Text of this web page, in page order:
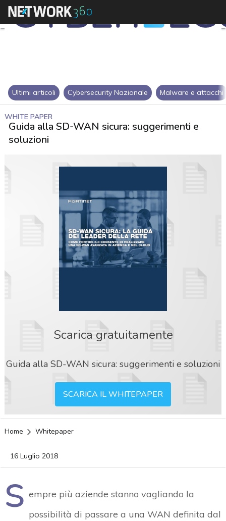
Ultimi articoli Cybersecurity Nazionale Malware e attacchi
WHITE PAPER
Guida alla SD-WAN sicura: suggerimenti e
soluzioni
Scarica gratuitamente
Guida alla SD-WAN sicura: suggerimenti e soluzioni
SCARICA IL WHITEPAPER
Home Whitepaper
16 Luglio 2018
S empre più aziende stanno vagliando la
possibilità di passare a una WAN definita dal